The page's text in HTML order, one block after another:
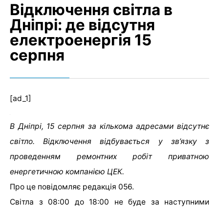
Відключення світла в
Дніпрі: де відсутня
електроенергія 15
серпня
[ad_1]
В Дніпрі, 15 серпня за кількома адресами відсутнє
світло. Відключення відбувається у зв’язку з
проведенням ремонтних робіт приватною
енергетичною компанією ЦЕК.
Про це повідомляє редакція 056.
Світла з 08:00 до 18:00 не буде за наступними